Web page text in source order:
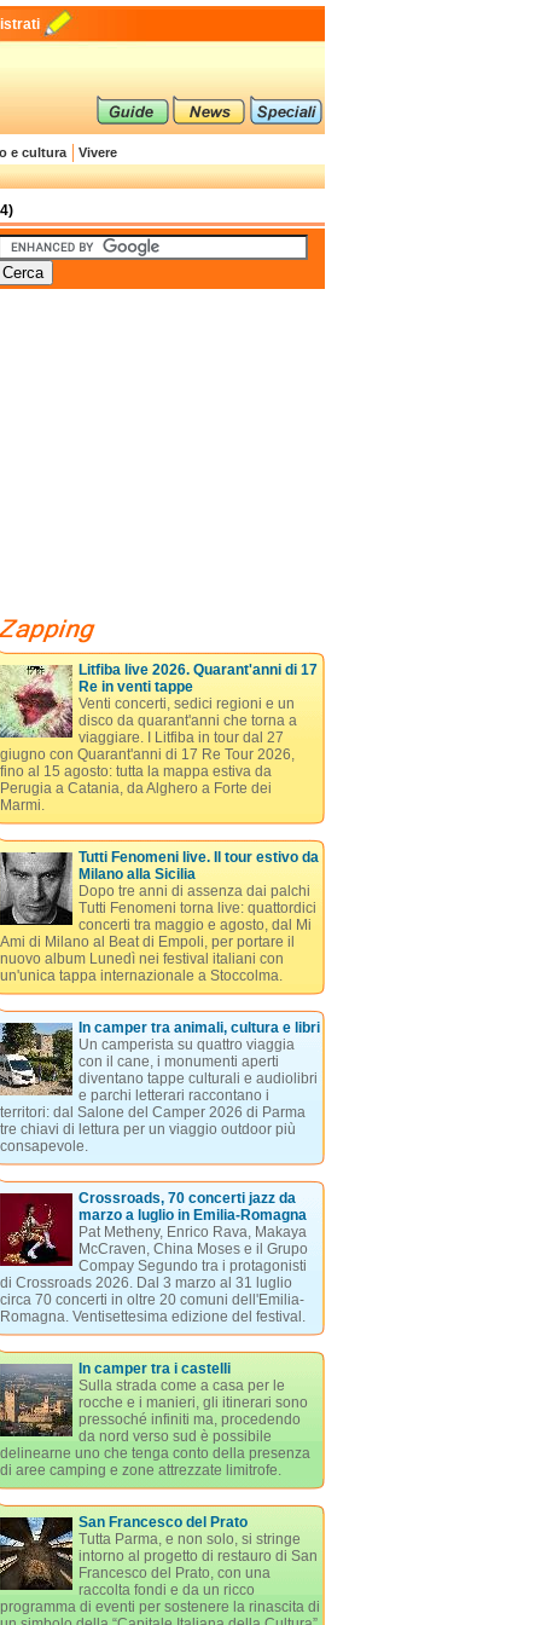
e cultura Vivere
Litfiba live 2026. Quarant'anni di 17
Re in venti tappe
Venti concerti, sedici regioni e un
disco da quarant'anni che torna a
viaggiare. I Litfiba in tour dal 27
giugno con Quarant'anni di 17 Re Tour 2026,
fino al 15 agosto: tutta la mappa estiva da
Perugia a Catania, da Alghero a Forte dei
Marmi.
Tutti Fenomeni live. Il tour estivo da
Milano alla Sicilia
Dopo tre anni di assenza dai palchi
Tutti Fenomeni torna live: quattordici
concerti tra maggio e agosto, dal Mi
Ami di Milano al Beat di Empoli, per portare il
nuovo album Lunedì nei festival italiani con
un'unica tappa internazionale a Stoccolma.
In camper tra animali, cultura e libri
Un camperista su quattro viaggia
con il cane, i monumenti aperti
diventano tappe culturali e audiolibri
e parchi letterari raccontano i
territori: dal Salone del Camper 2026 di Parma
tre chiavi di lettura per un viaggio outdoor più
consapevole.
Crossroads, 70 concerti jazz da
marzo a luglio in Emilia-Romagna
Pat Metheny, Enrico Rava, Makaya
McCraven, China Moses e il Grupo
Compay Segundo tra i protagonisti
di Crossroads 2026. Dal 3 marzo al 31 luglio
circa 70 concerti in oltre 20 comuni dell'Emilia-
Romagna. Ventisettesima edizione del festival.
In camper tra i castelli
Sulla strada come a casa per le
rocche e i manieri, gli itinerari sono
pressoché infiniti ma, procedendo
da nord verso sud è possibile
delinearne uno che tenga conto della presenza
di aree camping e zone attrezzate limitrofe.
San Francesco del Prato
Tutta Parma, e non solo, si stringe
intorno al progetto di restauro di San
Francesco del Prato, con una
raccolta fondi e da un ricco
programma di eventi per sostenere la rinascita di